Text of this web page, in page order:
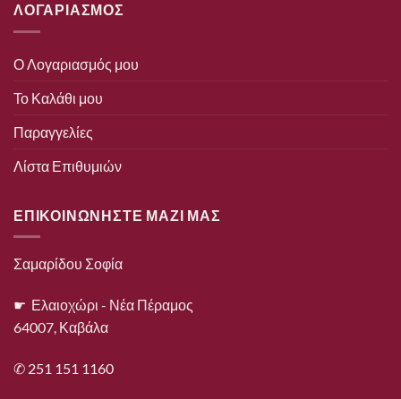
ΛΟΓΑΡΙΑΣΜΟΣ
Ο Λογαριασμός μου
Το Καλάθι μου
Παραγγελίες
Λίστα Επιθυμιών
ΕΠΙΚΟΙΝΩΝΗΣΤΕ ΜΑΖΙ ΜΑΣ
Σαμαρίδου Σοφία
☛ Ελαιοχώρι - Νέα Πέραμος
64007, Καβάλα
✆ 251 151 1160